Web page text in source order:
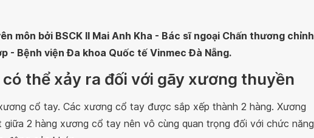
môn bởi BSCK II Mai Anh Kha - Bác sĩ ngoại Chấn thương chỉnh
- Bệnh viện Đa khoa Quốc tế Vinmec Đà Nẵng.
có thể xảy ra đối với gãy xương thuyền
cổ tay. Các xương cổ tay được sắp xếp thành 2 hàng. Xương
2 hàng xương cổ tay nên vô cùng quan trọng đối với chức năng